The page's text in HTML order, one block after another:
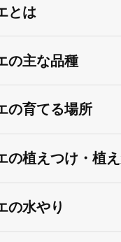
とは
の主な品種
の育てる場所
の植えつけ・植
の水やり